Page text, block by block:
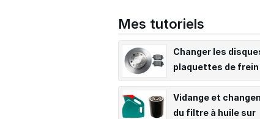
Mes tutoriels
Changer les
plaquettes de
sur Clio 2
Vidange et
du filtre à huile sur